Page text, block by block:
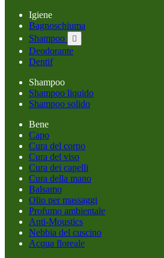
Igiene
Bagnoschiuma
Shampoo

Deodorante
Dentif
Shampoo
Shampoo liquido
Shampoo solido
Bene
Capo
Cura del corpo
Cura del viso
Cura dei capelli
Cura della mano
Balsamo
Olio per massaggi
Profumo ambientale
Anti-Moustics
Nebbia del cuscino
Acqua floreale